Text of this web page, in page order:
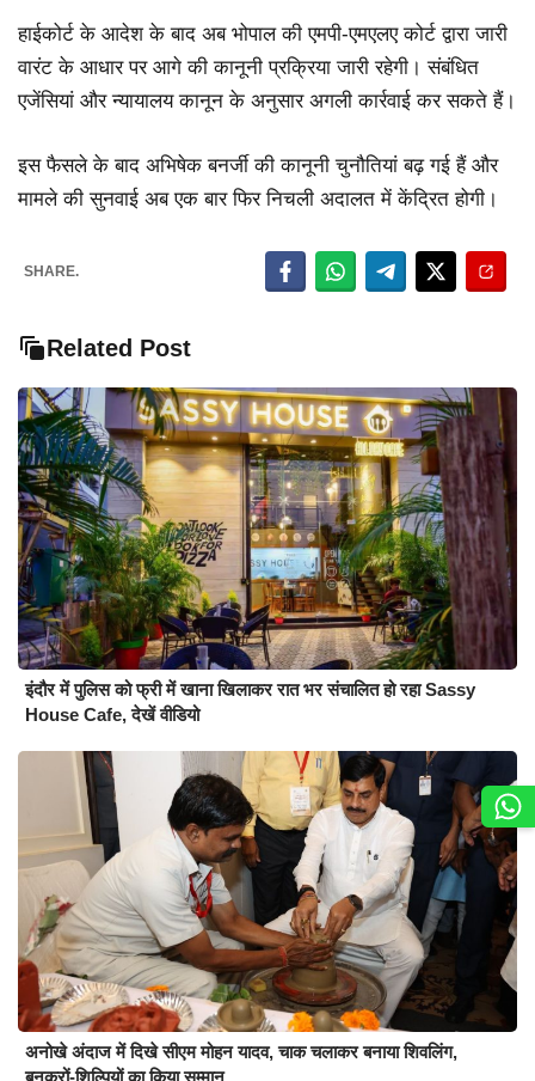
हाईकोर्ट के आदेश के बाद अब भोपाल की एमपी-एमएलए कोर्ट द्वारा जारी
वारंट के आधार पर आगे की कानूनी प्रक्रिया जारी रहेगी। संबंधित
एजेंसियां और न्यायालय कानून के अनुसार अगली कार्रवाई कर सकते हैं।
इस फैसले के बाद अभिषेक बनर्जी की कानूनी चुनौतियां बढ़ गई हैं और
मामले की सुनवाई अब एक बार फिर निचली अदालत में केंद्रित होगी।
SHARE.
Related Post
इंदौर में पुलिस को फ्री में खाना खिलाकर रात भर संचालित हो रहा Sassy
House Cafe, देखें वीडियो
अनोखे अंदाज में दिखे सीएम मोहन यादव, चाक चलाकर बनाया शिवलिंग,